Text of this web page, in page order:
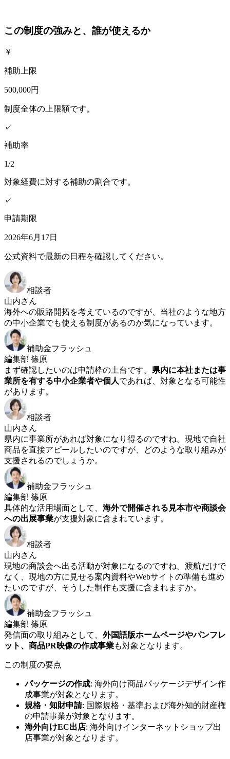
この制度の強みと、誰が使えるか
￥
補助上限
500,000円
制度全体の上限額です。
✓
補助率
1/2
対象経費に対する補助の割合です。
✓
申請期限
2026年6月17日
公式資料で最新の日程を確認してください。
相談者
山内さん
海外への販路開拓を考えているのですが、当社のような地方
の中小企業でも使える制度があるのか気になっています。
補助金フラッシュ
編集部 篠原
まず確認したいのは申請枠の土台です。 県内に本社または事
業所を有する中小企業者や個人であれば、対象となる可能性
があります。
相談者
山内さん
県内に事業所があれば対象になり得るのですね。現地で自社
商品を直接アピールしたいのですが、どのような取り組みが
支援されるのでしょうか。
補助金フラッシュ
編集部 篠原
具体的な活用場面として、 海外で開催される見本市や商談会
への出展事業が支援対象に含まれています。
相談者
山内さん
現地の商談会へ出る活動が対象になるのですね。渡航だけで
なく、現地の方に見せる案内資料やWebサイトの準備も進め
たいのですが、そうした制作も支援に含まれますか。
補助金フラッシュ
編集部 篠原
発信面の取り組みとして、 外国語版ホームページやパンフレ
ット、商品PR映像の作成事業も対象となります。
この制度の要点
パッケージの作成: 海外向け商品パッケージデザイン作
成事業が対象となります。
規格・知財申請: 国際規格・基準および海外知的財産権
の申請事業が対象となります。
海外向けEC出店: 海外向けインターネットショップ出
店事業が対象となります。